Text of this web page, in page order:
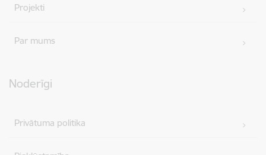
Projekti
Par mums
Noderīgi
Privātuma politika